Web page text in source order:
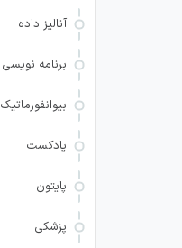
آنالیز داده
برنامه نویسی
بیوانفورماتیک
پادکست
پایتون
پزشکی